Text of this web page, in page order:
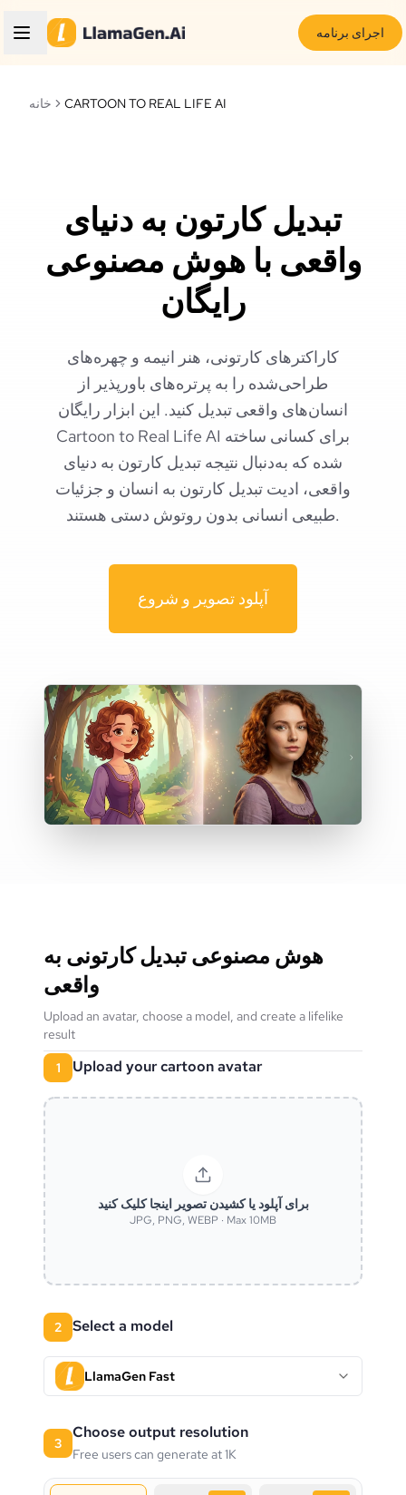
اجرای برنامه
خانه CARTOON TO REAL LIFE AI
تبدیل کارتون به دنیای
واقعی با هوش مصنوعی
رایگان
کاراکترهای کارتونی، هنر انیمه و چهره‌های
طراحی‌شده را به پرتره‌های باورپذیر از
انسان‌های واقعی تبدیل کنید. این ابزار رایگان
Cartoon to Real Life AI برای کسانی ساخته
شده که به‌دنبال نتیجه تبدیل کارتون به دنیای
واقعی، ادیت تبدیل کارتون به انسان و جزئیات
طبیعی انسانی بدون روتوش دستی هستند.
آپلود تصویر و شروع
هوش مصنوعی تبدیل کارتونی به
واقعی
Upload an avatar, choose a model, and create a lifelike
result
1 Upload your cartoon avatar
برای آپلود یا کشیدن تصویر اینجا کلیک کنید
JPG, PNG, WEBP · Max 10MB
2 Select a model
LlamaGen Fast
3
Choose output resolution
Free users can generate at 1K